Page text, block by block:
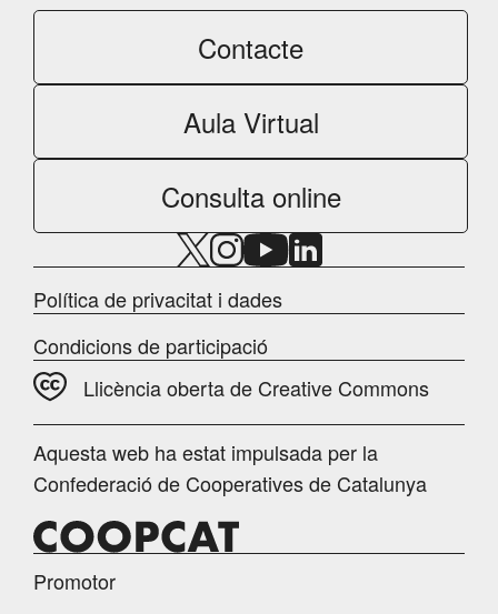
Contacte
Aula Virtual
Consulta online
Política de privacitat i dades
Condicions de participació
Llicència oberta de Creative Commons
Aquesta web ha estat impulsada per la
Confederació de Cooperatives de Catalunya
Promotor